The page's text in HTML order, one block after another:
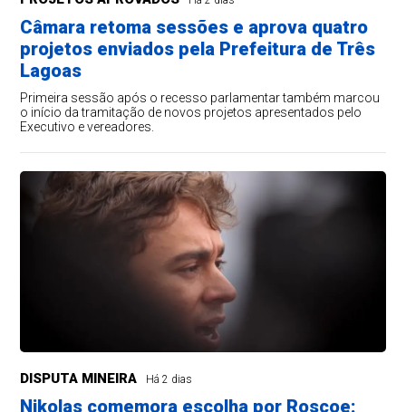
Câmara retoma sessões e aprova quatro
projetos enviados pela Prefeitura de Três
Lagoas
Primeira sessão após o recesso parlamentar também marcou
o início da tramitação de novos projetos apresentados pelo
Executivo e vereadores.
DISPUTA MINEIRA Há 2 dias
Nikolas comemora escolha por Roscoe: